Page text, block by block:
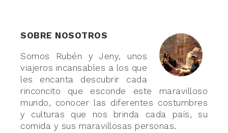
SOBRE NOSOTROS
Somos Rubén y Jeny, unos
viajeros incansables a los que
les encanta descubrir cada
rinconcito que esconde este maravilloso
mundo, conocer las diferentes costumbres
y culturas que nos brinda cada país, su
comida y sus maravillosas personas.